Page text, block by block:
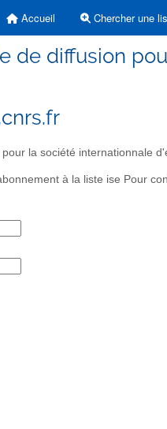
Accueil Chercher une
de diffusion
la société internationnale
à la liste ise Pour